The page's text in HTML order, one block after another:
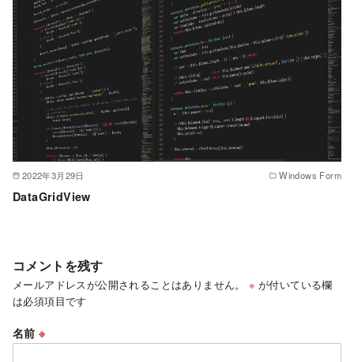
2022年3月29日 Windows Form
DataGridView
コメントを残す
メールアドレスが公開されることはありません。 ※ が付いている欄
は必須項目です
名前※